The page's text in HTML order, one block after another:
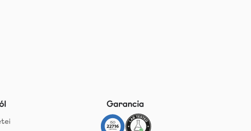
Garancia